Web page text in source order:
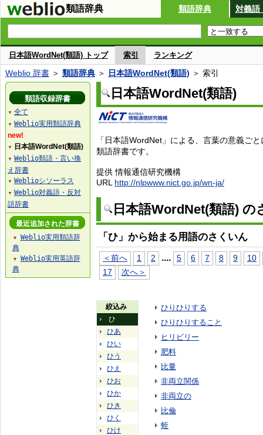
類語辞典 類語辞典 対義語
日本語WordNet(類語) トップ 索引 ランキング
Weblio 辞書 ＞ 類語辞典 ＞ 日本語WordNet(類語) ＞ 索引
日本語WordNet(類語)
「日本語WordNet」による、言葉の意義ご
類語辞書です。
提供 情報通信研究機構
URL http://nlpwww.nict.go.jp/wn-ja/
日本語WordNet(類語) の
「ひ」から始まる用語のさくいん
＜前へ 1 2 .... 5 6 7 8 9
10
17
次へ＞
絞込み
ひ
ひあ
ひい
ひう
ひえ
ひお
ひか
ひき
ひく
ひけ
ひりひりする
ひりひりすること
ヒリビリー
肥料
比量
非両立関係
非両立の
比倫
蛭
類語収録辞書
▼ 全て
▼ Weblio実用類語辞典
new!
▼ 日本語WordNet(類語)
▼ Weblio類語・言い換
え辞書
▼ Weblioシソーラス
▼ Weblio対義語・反対
語辞書
最近追加された辞書
▼
Weblio実用類語辞
典
▼
Weblio実用英語辞
典